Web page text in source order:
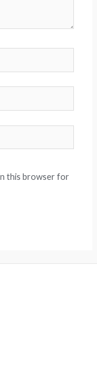
this browser for